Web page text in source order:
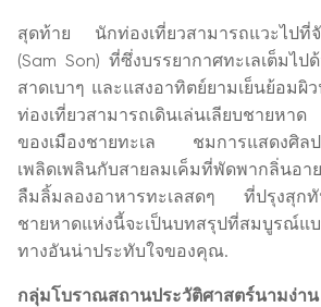
สุดท้าย นักท่องเที่ยวสามารถแวะไปที่
(Sam Son) ที่ซึ่งบรรยากาศทะเลเต็มไ
สาดเบาๆ และแสงอาทิตย์ยามเย็นย้อมผิ
ท่องเที่ยวสามารถเดินเล่นเลียบชายห
ของเมืองชายทะเล ชมการแสดงศิ
เพลิดเพลินกับสายลมเค็มที่พัดพากลิ่นอ
ลืมลิ้มลองอาหารทะเลสดๆ ที่ปรุงสุ
ชายหาดแห่งนี้จะเป็นบทสรุปที่สมบูรณ์แ
ทางอันน่าประทับใจของคุณ.
กลุ่มโบราณสถานประวัติศาสตร์นามง่า